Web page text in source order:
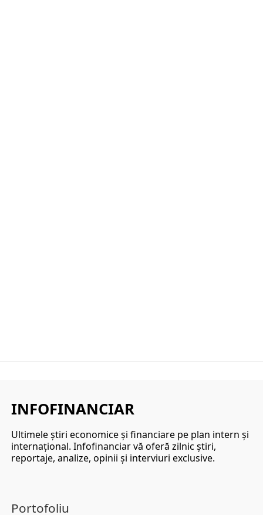
INFOFINANCIAR
Ultimele ştiri economice şi financiare pe plan intern şi
internaţional. Infofinanciar vă oferă zilnic ştiri,
reportaje, analize, opinii şi interviuri exclusive.
Portofoliu